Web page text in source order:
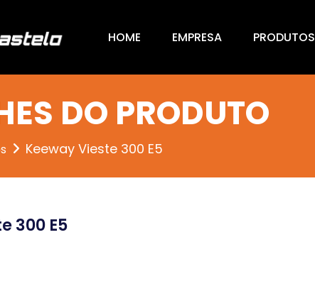
HOME EMPRESA PRODUTOS
DO PRODUTO
Keeway Vieste 300 E5
300 E5